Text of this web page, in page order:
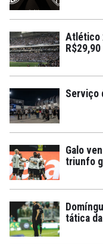
Atlético
R$29,90
Serviço
Galo
triunfo
tática